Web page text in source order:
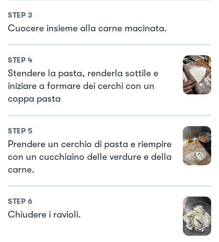
STEP 3
Cuocere insieme alla carne macinata.
STEP 4
Stendere la pasta, renderla sottile e
iniziare a formare dei cerchi con un
coppa pasta
STEP 5
Prendere un cerchio di pasta e riempire
con un cucchiaino delle verdure e della
carne.
STEP 6
Chiudere i ravioli.